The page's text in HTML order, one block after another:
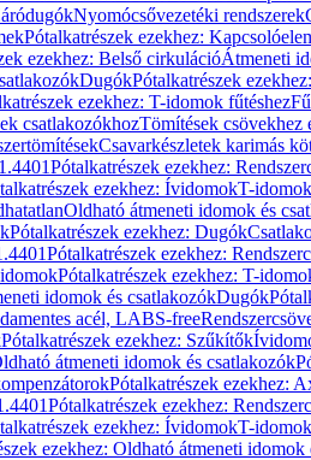
Nyomócsővezetéki rendszerek
Pótalkatrészek ezekhez:
ezekhez: Belső cirkulációÁtmeneti
DugókPótalkatrészek
ezekhez: T-idomok fűtéshez
csatlakozókhozTömítések csövekhez
Csavarkészletek karimás
Pótalkatrészek ezekhez:
ezekhez: ÍvidomokT-idomok
Oldható átmeneti idomok és
Pótalkatrészek ezekhez: Dugók
Pótalkatrészek ezekhez:
Pótalkatrészek ezekhez: T-
idomok és csatlakozókDugók
acél, LABS-free
Pótalkatrészek ezekhez: Szűkítők
átmeneti idomok és csatlakozók
Pótalkatrészek ezekhez:
Pótalkatrészek ezekhez:
ezekhez: ÍvidomokT-idomok
ezekhez: Oldható átmeneti idomok